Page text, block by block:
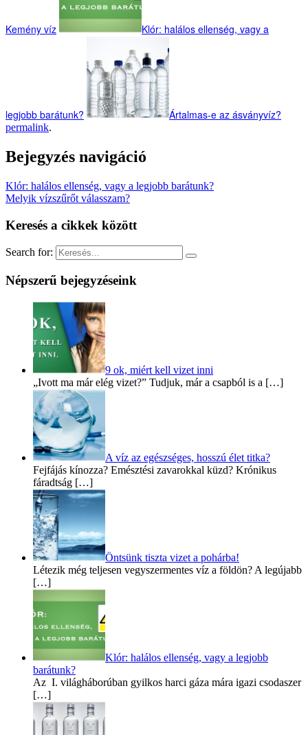
Kemény víz Klór: halálos ellenség, vagy a
legjobb barátunk? Ártalmas-e az ásványvíz?
permalink.
Bejegyzés navigáció
Klór: halálos ellenség, vagy a legjobb barátunk?
Melyik vízszűrőt válasszam?
Keresés a cikkek között
Search for:
Népszerű bejegyzéseink
9 ok, miért kell vizet inni
„Ivott ma már elég vizet?” Tudjuk, már a csapból is a […]
A víz az egészséges, hosszú élet titka?
Fejfájás kínozza? Emésztési zavarokkal küzd? Krónikus
fáradtság […]
Öntsünk tiszta vizet a pohárba!
Létezik még teljesen vegyszermentes víz a földön? A legújabb
[…]
Klór: halálos ellenség, vagy a legjobb
barátunk?
Az I. világháborúban gyilkos harci gáza mára igazi csodaszer
[…]